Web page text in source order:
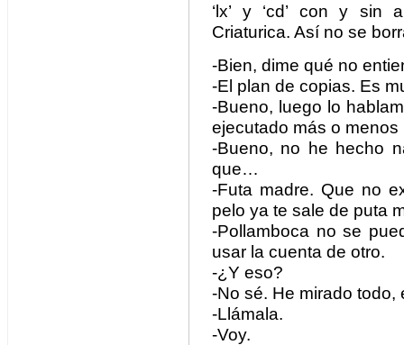
‘lx’ y ‘cd’ con y sin
Criaturica. Así no se
-Bien, dime qué no
-El plan de copias. Es
-Bueno, luego lo
ejecutado más o
-Bueno, no he hecho
que…
-Futa madre. Que no
pelo ya te sale de puta
-Pollamboca no se
usar la cuenta de otro.
-¿Y eso?
-No sé. He mirado
-Llámala.
-Voy.